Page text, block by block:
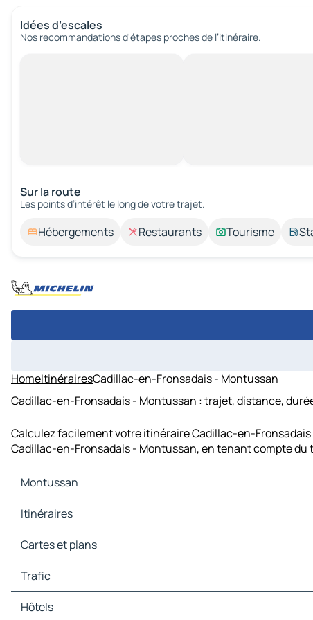
Idées d’escales
Nos recommandations d'étapes proches de l’itinéraire.
Sur la route
Les points d’intérêt le long de votre trajet.
Hébergements Restaurants Tourisme
HomeItinérairesCadillac-en-Fronsadais - Montussan
Cadillac-en-Fronsadais - Montussan : trajet, distance,
Calculez facilement votre itinéraire Cadillac-en-
Cadillac-en-Fronsadais - Montussan, en tenant compte
Montussan
Montussan Cartes et plans
Montussan Trafic
Montussan Hôtels
Montussan Restaurants
Montussan Stations-service
Itinéraires
Itinéraires Montussan - Bordeaux
Itinéraires Montussan - Mérignac
Itinéraires Montussan - Pessac
Itinéraires Montussan - Ambarès-et-Lagrave
Itinéraires Montussan - Lormont
Itinéraires Montussan - Cenon
Cartes et plans
Cartes et plans Bordeaux
Cartes et plans Mérignac
Cartes et plans Pessac
Cartes et plans Ambarès-et-Lagrave
Trafic
Trafic Bordeaux
Trafic Mérignac
Hôtels